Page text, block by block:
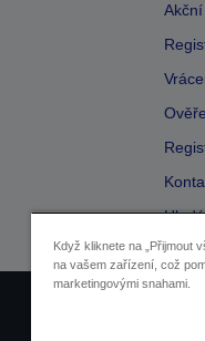
Když kliknete na „Přijmout
na vašem zařízení, což
marketingovými snahami.